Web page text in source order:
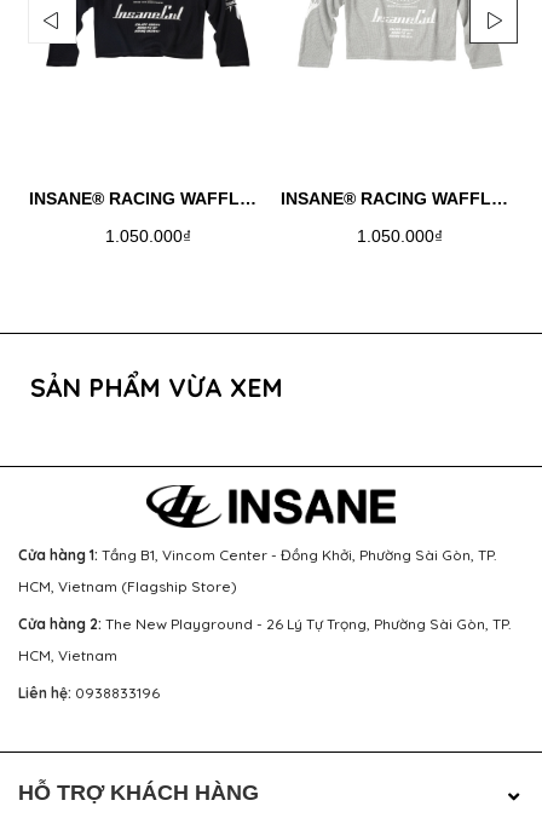
INSANE® RACING WAFFLE LONGSLEEVE - BLACK
1.050.000₫
INSANE® RACING WAFFLE LONGSLEEVE - MELANGE
1.050.000₫
SẢN PHẨM VỪA XEM
Cửa hàng 1: Tầng B1, Vincom Center - Đồng Khởi, Phường Sài Gòn, TP.
HCM, Vietnam (Flagship Store)
Cửa hàng 2: The New Playground - 26 Lý Tự Trọng, Phường Sài Gòn, TP.
HCM, Vietnam
Liên hệ: 0938833196
HỖ TRỢ KHÁCH HÀNG